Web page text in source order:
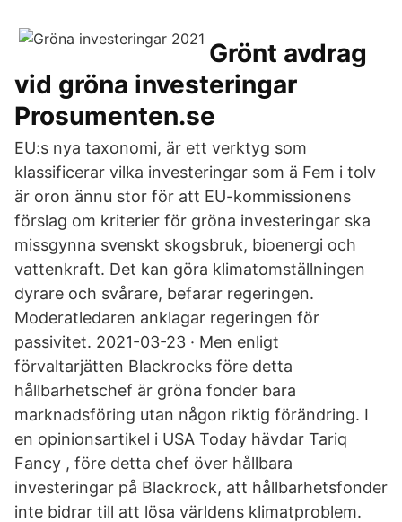
Grönt avdrag
vid gröna investeringar
Prosumenten.se
EU:s nya taxonomi, är ett verktyg som
klassificerar vilka investeringar som ä Fem i tolv
är oron ännu stor för att EU-kommissionens
förslag om kriterier för gröna investeringar ska
missgynna svenskt skogsbruk, bioenergi och
vattenkraft. Det kan göra klimatomställningen
dyrare och svårare, befarar regeringen.
Moderatledaren anklagar regeringen för
passivitet. 2021-03-23 · Men enligt
förvaltarjätten Blackrocks före detta
hållbarhetschef är gröna fonder bara
marknadsföring utan någon riktig förändring. I
en opinionsartikel i USA Today hävdar Tariq
Fancy , före detta chef över hållbara
investeringar på Blackrock, att hållbarhetsfonder
inte bidrar till att lösa världens klimatproblem.